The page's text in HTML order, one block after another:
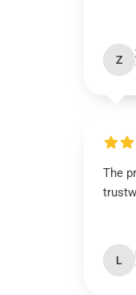
Z
The
L